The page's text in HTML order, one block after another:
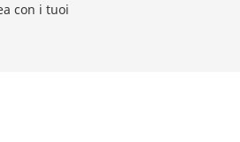
con i tuoi